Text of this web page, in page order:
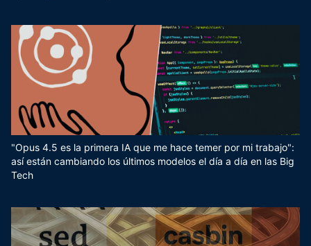
"Opus 4.5 es la primera IA que me hace temer por mi trabajo":
así están cambiando los últimos modelos el día a día en las Big
Tech